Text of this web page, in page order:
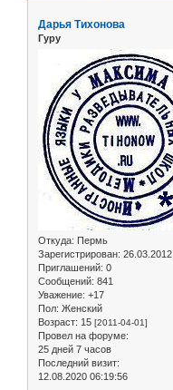
Дарья Тихонова
Гуру
Откуда: Пермь
Зарегистрирован: 26.03.2012
Приглашений: 0
Сообщений: 841
Уважение: +17
Пол: Женский
Возраст: 15 [2011-04-01]
Провел на форуме:
25 дней 7 часов
Последний визит:
12.08.2020 06:19:56